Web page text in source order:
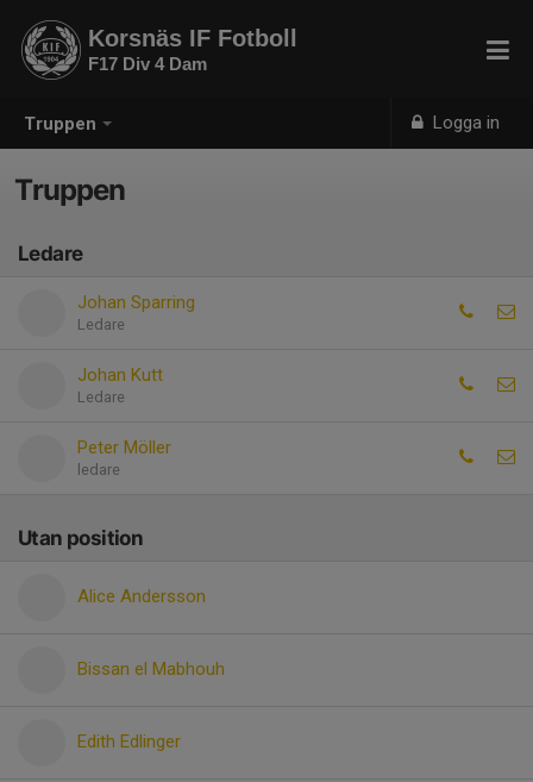
Truppen Logga in
Korsnäs IF Fotboll
F17 Div 4 Dam
Truppen
Ledare
Johan Sparring
Ledare
Johan Kutt
Ledare
Peter Möller
ledare
Utan position
Alice Andersson
Bissan el Mabhouh
Edith Edlinger